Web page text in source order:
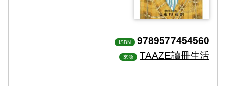
ISBN 9789577454560
來源 TAAZE讀冊生活